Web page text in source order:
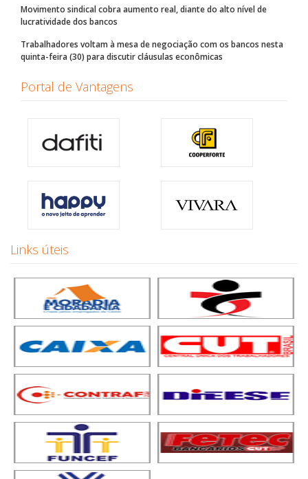
Movimento sindical cobra aumento real, diante do alto nível de
lucratividade dos bancos
Trabalhadores voltam à mesa de negociação com os bancos nesta
quinta-feira (30) para discutir cláusulas econômicas
Portal de Vantagens
Links úteis